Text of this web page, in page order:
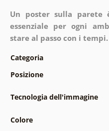
Un poster sulla parete
essenziale per ogni
stare al passo con i tempi.
Categoria
Posizione
Tecnologia dell'immagine
Colore